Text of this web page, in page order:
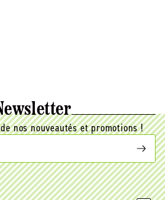
de nos nouveautés et promotions !